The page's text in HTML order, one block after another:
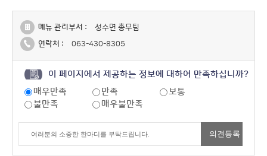
메뉴 관리부서 :
성수면 총무팀
연락처 :
063-430-8305
이 페이지에서 제공하는 정보에 대하여 만족하십니까?
매우만족
만족
보통
불만족
매우불만족